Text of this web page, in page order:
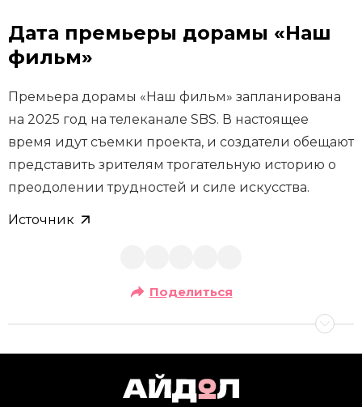
Дата премьеры дорамы «Наш
фильм»
Премьера дорамы «Наш фильм» запланирована
на 2025 год на телеканале SBS. В настоящее
время идут съемки проекта, и создатели обещают
представить зрителям трогательную историю о
преодолении трудностей и силе искусства.
Источник
Поделиться